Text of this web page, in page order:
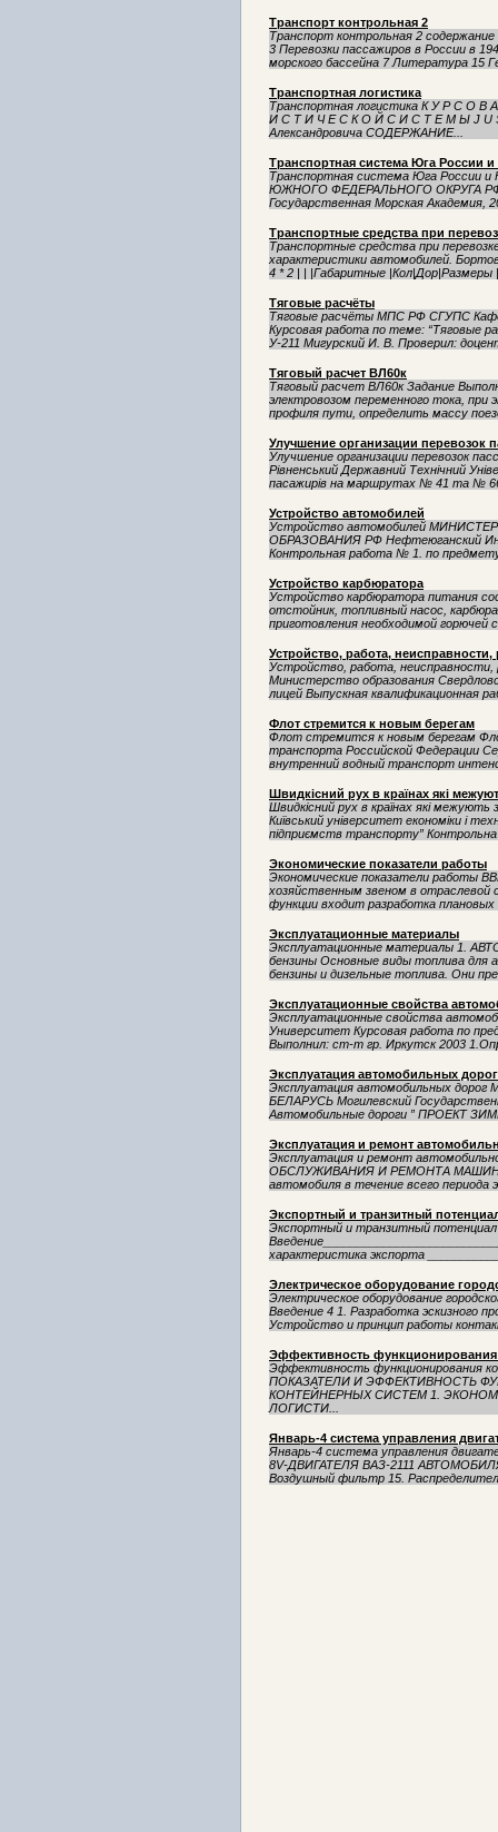
Транспорт контрольная 2
Транспорт контрольная 2
3 Перевозки пассажиров в России в
морского бассейна 7 Литература 15
Транспортная логистика
Транспортная логистика К У Р С О
И С Т И Ч Е С К О Й С И С Т Е М Ы J U S
Александровича СОДЕРЖАНИЕ...
Транспортная система Юга России
Транспортная система Юга России
ЮЖНОГО ФЕДЕРАЛЬНОГО ОКРУГА РФ.
Государственная Морская Академия,
Транспортные средства при
Транспортные средства при
характеристики автомобилей.
4 * 2 | | |Габаритные |Кол|Дор|Размеры
Тяговые расчёты
Тяговые расчёты МПС РФ СГУПС
Курсовая работа по теме: “Тяговые
У-211 Мигурский И. В. Проверил:
Тяговый расчет ВЛ60к
Тяговый расчет ВЛ60к Задание
электровозом переменного тока, при
профиля пути, определить массу
Улучшение организации перевозок
Улучшение организации перевозок
Рівненський Державний Технічний
пасажирів на маршрутах № 41 та №
Устройство автомобилей
Устройство автомобилей
ОБРАЗОВАНИЯ РФ Нефтеюганский
Контрольная работа № 1. по
Устройство карбюратора
Устройство карбюратора питания
отстойник, топливный насос,
приготовления необходимой горючей
Устройство, работа,
Устройство, работа,
Министерство образования
лицей Выпускная квалификационная
Флот стремится к новым берегам
Флот стремится к новым берегам
транспорта Российской Федерации
внутренний водный транспорт
Швидкісний рух в країнах які
Швидкісний рух в країнах які
Київський університет економіки і
підприємств транспорту”
Экономические показатели работы
Экономические показатели работы
хозяйственным звеном в отраслевой
функции входит разработка плановых
Эксплуатационные материалы
Эксплуатационные материалы 1.
бензины Основные виды топлива для
бензины и дизельные топлива. Они
Эксплуатационные свойства
Эксплуатационные свойства
Университет Курсовая работа по
Выполнил: ст-т гр. Иркутск 2003
Эксплуатация автомобильных дорог
Эксплуатация автомобильных
БЕЛАРУСЬ Могилевский
Автомобильные дороги ” ПРОЕКТ
Эксплуатация и ремонт
Эксплуатация и ремонт
ОБСЛУЖИВАНИЯ И РЕМОНТА МАШИН
автомобиля в течение всего периода
Экспортный и транзитный
Экспортный и транзитный
характеристика экспорта
Электрическое оборудование
Электрическое оборудование
Введение 4 1. Разработка эскизного
Устройство и принцип работы
Эффективность функционирования
Эффективность функционирования
ПОКАЗАТЕЛИ И ЭФФЕКТИВНОСТЬ
КОНТЕЙНЕРНЫХ СИСТЕМ 1.
ЛОГИСТИ...
Январь-4 система управления
Январь-4 система управления
8V-ДВИГАТЕЛЯ ВАЗ-2111 АВТОМОБИЛЯ
Воздушный фильтр 15.